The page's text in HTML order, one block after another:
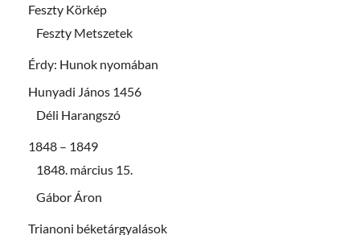
Feszty Körkép
Feszty Metszetek
Érdy: Hunok nyomában
Hunyadi János 1456
Déli Harangszó
1848 – 1849
1848. március 15.
Gábor Áron
Trianoni béketárgyalások